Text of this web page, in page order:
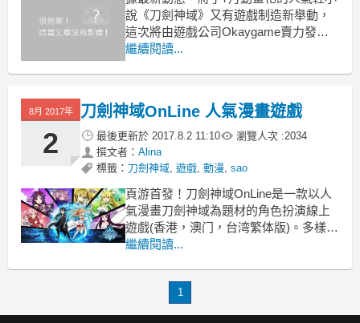
說《刀劍神域》又有遊戲制造新舉動，
這次將由遊戲公司Okaygame賣力發
行，遊戲名爲《刀劍神域OnLine》，遊
日本人氣動漫《刀劍神域》中的虛擬現
實世界的
繼續閱讀...
8月 2017年
2
刀劍神域OnLine 人氣漫畫遊戲
最後更新於 2017.8.2 11:10 瀏覽人次 :2034
撰文者： Alina
標籤： 刀劍神域, 遊戲, 動漫, sao
頁游首發！刀劍神域OnLine是一款以人
氣漫畫刀劍神域為題材的角色扮演線上
遊戲(香港，澳门，台湾繁体版)。多樣玩
法與平衡職業，激萌精靈任君選擇，海
繼續閱讀...
1